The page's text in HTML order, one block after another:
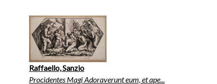
Raffaello, Sanzio
Procidentes Magi Adoraverunt eum, et ape...